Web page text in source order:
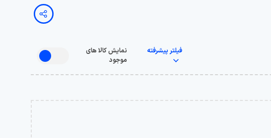
فیلتر پیشرفته
نمایش کالا های
موجود